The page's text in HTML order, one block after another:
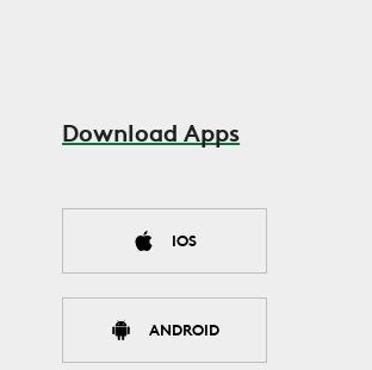
Download Apps
IOS
ANDROID